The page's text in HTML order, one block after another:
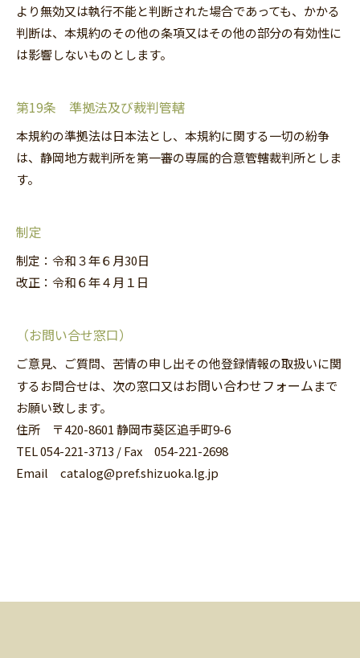
より無効又は執行不能と判断された場合であっても、かかる
判断は、本規約のその他の条項又はその他の部分の有効性に
は影響しないものとします。
第19条 準拠法及び裁判管轄
本規約の準拠法は日本法とし、本規約に関する一切の紛争
は、静岡地方裁判所を第一審の専属的合意管轄裁判所としま
す。
制定
制定：令和３年６月30日
改正：令和６年４月１日
（お問い合せ窓口）
ご意見、ご質問、苦情の申し出その他登録情報の取扱いに関
するお問合せは、次の窓口又はお問い合わせフォームまで
お願い致します。
住所 〒420-8601 静岡市葵区追手町9-6
TEL 054-221-3713 / Fax 054-221-2698
Email catalog@pref.shizuoka.lg.jp